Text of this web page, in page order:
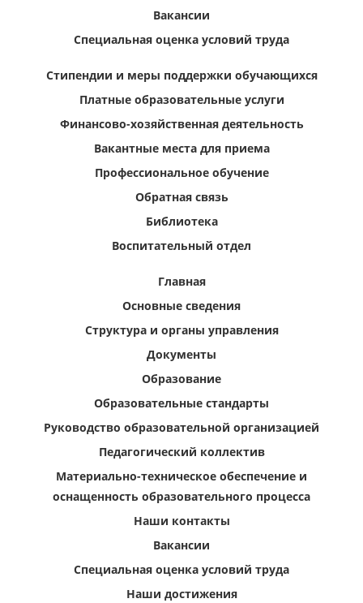
Вакансии
Специальная оценка условий труда
Стипендии и меры поддержки обучающихся
Платные образовательные услуги
Финансово-хозяйственная деятельность
Вакантные места для приема
Профессиональное обучение
Обратная связь
Библиотека
Воспитательный отдел
Главная
Основные сведения
Структура и органы управления
Документы
Образование
Образовательные стандарты
Руководство образовательной организацией
Педагогический коллектив
Материально-техническое обеспечение и
оснащенность образовательного процесса
Наши контакты
Вакансии
Специальная оценка условий труда
Наши достижения